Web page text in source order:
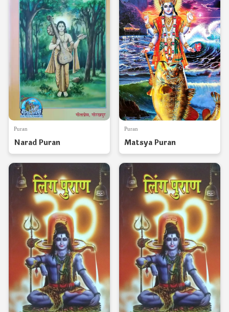
Puran
Narad Puran
Puran
Matsya Puran